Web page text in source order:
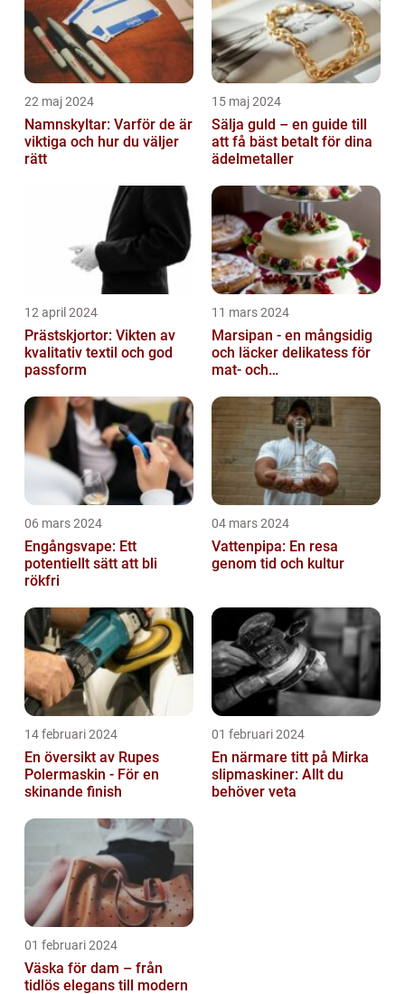
22 maj 2024
Namnskyltar: Varför de är
viktiga och hur du väljer
rätt
15 maj 2024
Sälja guld – en guide till
att få bäst betalt för dina
ädelmetaller
12 april 2024
Prästskjortor: Vikten av
kvalitativ textil och god
passform
11 mars 2024
Marsipan - en mångsidig
och läcker delikatess för
mat- och
06 mars 2024
Engångsvape: Ett
potentiellt sätt att bli
rökfri
04 mars 2024
Vattenpipa: En resa
genom tid och kultur
14 februari 2024
En översikt av Rupes
Polermaskin - För en
skinande finish
01 februari 2024
En närmare titt på Mirka
slipmaskiner: Allt du
behöver veta
01 februari 2024
Väska för dam – från
tidlös elegans till modern